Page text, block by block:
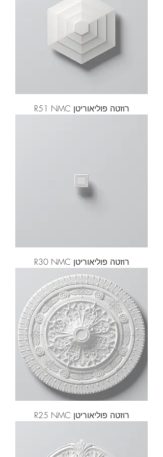
רוזטה פוליאוריטן R51 NMC
רוזטה פוליאוריטן R30 NMC
רוזטה פוליאוריטן R25 NMC